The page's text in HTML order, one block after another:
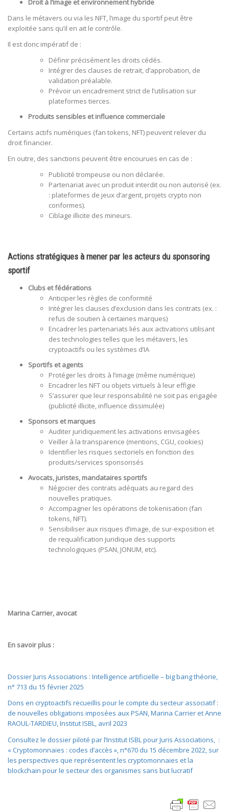
Droit à l’image et environnement hybride
Dans le métavers ou via les NFT, l’image du sportif peut être
exploitée sans qu’il en ait le contrôle.
Il est donc impératif de :
Définir précisément les droits cédés.
Intégrer des clauses de retrait, d’approbation, de
validation préalable.
Prévoir un encadrement strict de l’utilisation sur
plateformes tierces.
Produits sensibles et influence commerciale
Certains actifs numériques (fan tokens, NFT) peuvent relever du
droit financier.
En outre, des sanctions peuvent être encourues en cas de :
Publicité trompeuse ou non déclarée.
Partenariat avec un produit interdit ou non autorisé (ex.
: plateformes de jeux d’argent, projets crypto non
conformes).
Ciblage illicite des mineurs.
Actions stratégiques à mener par les acteurs du sponsoring
sportif
Clubs et fédérations
Anticiper les règles de conformité
Intégrer les clauses d’exclusion dans les contrats (ex. :
refus de soutien à certaines marques)
Encadrer les partenariats liés aux activations utilisant
des technologies telles que les métavers, les
cryptoactifs ou les systèmes d’IA
Sportifs et agents
Protéger les droits à l’image (même numérique)
Encadrer les NFT ou objets virtuels à leur effigie
S’assurer que leur responsabilité ne soit pas engagée
(publicité illicite, influence dissimulée)
Sponsors et marques
Auditer juridiquement les activations envisagées
Veiller à la transparence (mentions, CGU, cookies)
Identifier les risques sectoriels en fonction des
produits/services sponsorisés
Avocats, juristes, mandataires sportifs
Négocier des contrats adéquats au regard des
nouvelles pratiques.
Accompagner les opérations de tokenisation (fan
tokens, NFT).
Sensibiliser aux risques d’image, de sur-exposition et
de requalification juridique des supports
technologiques (PSAN, JONUM, etc).
Marina Carrier, avocat
En savoir plus :
Dossier Juris Associations : Intelligence artificielle – big bang théorie,
n° 713 du 15 février 2025
Dons en cryptoactifs recueillis pour le compte du secteur associatif :
de nouvelles obligations imposées aux PSAN, Marina Carrier et Anne
RAOUL-TARDIEU, Institut ISBL, avril 2023
Consultez le dossier piloté par l’Institut ISBL pour Juris Associations, :
« Cryptomonnaies : codes d’accès », n°670 du 15 décembre 2022 , sur
les perspectives que représentent les cryptomonnaies et la
blockchain pour le secteur des organismes sans but lucratif